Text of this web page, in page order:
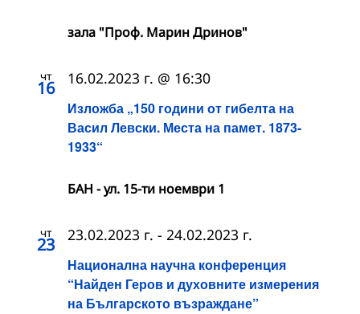
зала "Проф. Марин Дринов"
чт
16
Изложба „150 години от гибелта на
Васил Левски. Места на памет. 1873-
1933“
16.02.2023 г. @ 16:30
БАН - ул. 15-ти ноември 1
чт
23
Национална научна конференция
“Найден Геров и духовните измерения
на Българското възраждане”
23.02.2023 г. - 24.02.2023 г.